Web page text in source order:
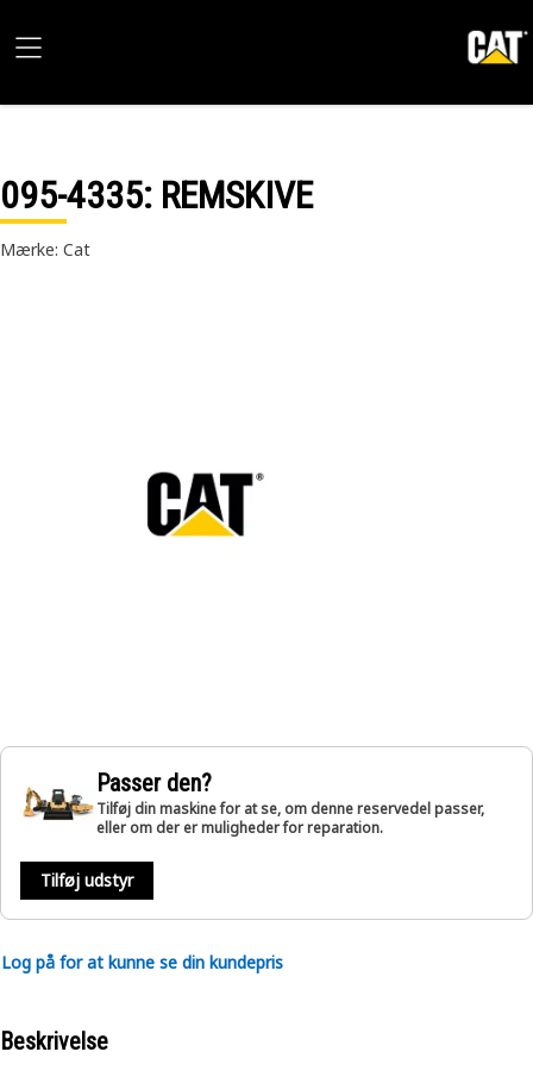
095-4335: REMSKIVE
Mærke: Cat
Passer den?
Tilføj din maskine for at se, om denne reservedel passer,
eller om der er muligheder for reparation.
Tilføj udstyr
Log på for at kunne se din kundepris
Beskrivelse